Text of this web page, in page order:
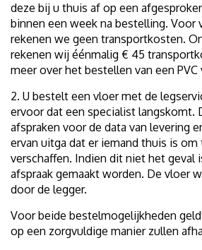
deze bij u thuis af op een
binnen een week na bestelling. Voor
rekenen we geen transportkosten.
rekenen wij éénmalig € 45
meer over het bestellen van een PVC
2. U bestelt een vloer met de
ervoor dat een specialist langskomt.
afspraken voor de data van levering
ervan uitga dat er iemand thuis is om
verschaffen. Indien dit niet het geval
afspraak gemaakt worden. De vloer
door de legger.
Voor beide bestelmogelijkheden
op een zorgvuldige manier zullen